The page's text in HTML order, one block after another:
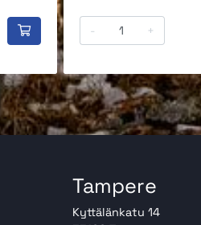
- +
Tampere
Kyttälänkatu 14